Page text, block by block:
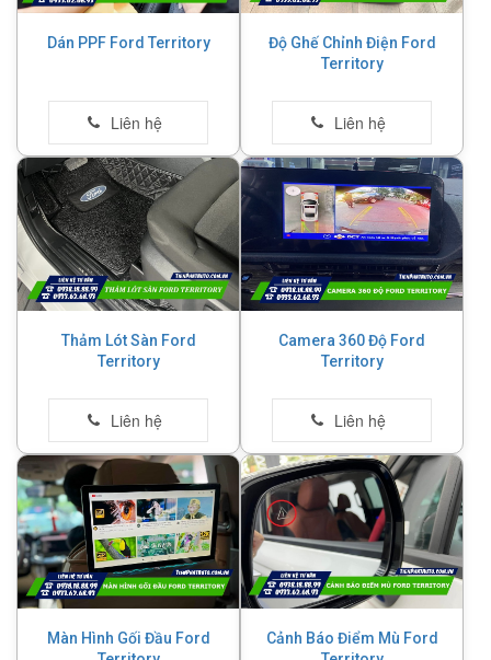
Dán PPF Ford Territory
Độ Ghế Chỉnh Điện Ford
Territory
Thảm Lót Sàn Ford
Territory
Camera 360 Độ Ford
Territory
Màn Hình Gối Đầu Ford
Cảnh Báo Điểm Mù Ford